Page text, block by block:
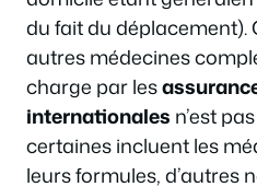
du fait du déplacement).
autres médecines
charge par les
internationales n’est
certaines incluent les
leurs formules, d’autres